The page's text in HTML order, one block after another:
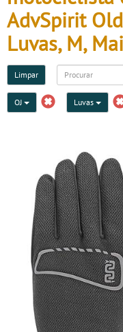
AdvSpirit
Luvas, M,
Limpar
OJ Luvas